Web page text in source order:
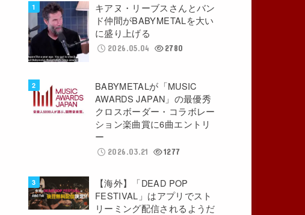
キアヌ・リーブスさんとバン
ド仲間がBABYMETALを大い
に盛り上げる
2026.05.04 2780
BABYMETALが「MUSIC
AWARDS JAPAN」の最優秀
クロスボーダー・コラボレー
ション楽曲賞に6曲エントリ
ー
2026.03.21 1277
【海外】「DEAD POP
FESTIVAL」はアプリでスト
リーミング配信されるようだ